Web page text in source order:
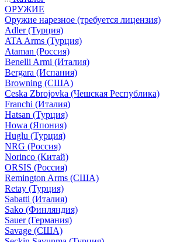
ОРУЖИЕ
Оружие нарезное (требуется лицензия)
Adler (Турция)
ATA Arms (Турция)
Ataman (Россия)
Benelli Armi (Италия)
Bergara (Испания)
Browning (США)
Ceska Zbrojovka (Чешская Республика)
Franchi (Италия)
Hatsan (Турция)
Howa (Япония)
Huglu (Турция)
NRG (Россия)
Norinco (Китай)
ORSIS (Россия)
Remington Arms (США)
Retay (Турция)
Sabatti (Италия)
Sako (Финляндия)
Sauer (Германия)
Savage (США)